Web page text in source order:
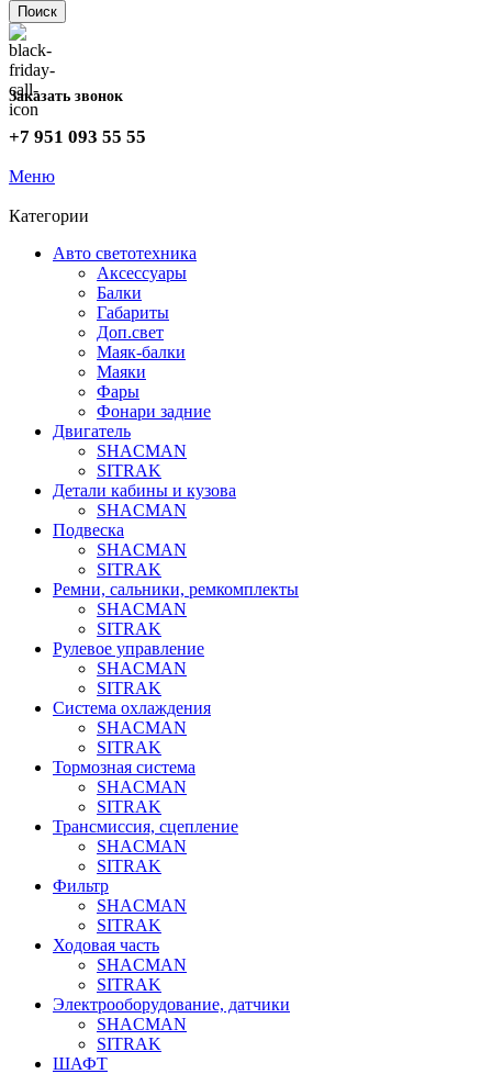
Поиск
Заказать звонок
+7 951 093 55 55
Меню
Категории
Авто светотехника
Аксессуары
Балки
Габариты
Доп.свет
Маяк-балки
Маяки
Фары
Фонари задние
Двигатель
SHACMAN
SITRAK
Детали кабины и кузова
SHACMAN
Подвеска
SHACMAN
SITRAK
Ремни, сальники, ремкомплекты
SHACMAN
SITRAK
Рулевое управление
SHACMAN
SITRAK
Система охлаждения
SHACMAN
SITRAK
Тормозная система
SHACMAN
SITRAK
Трансмиссия, сцепление
SHACMAN
SITRAK
Фильтр
SHACMAN
SITRAK
Ходовая часть
SHACMAN
SITRAK
Электрооборудование, датчики
SHACMAN
SITRAK
ШАФТ